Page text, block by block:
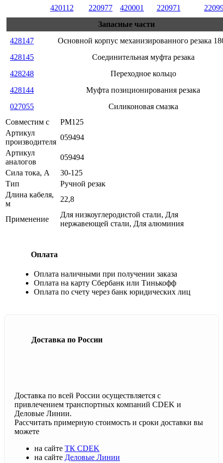
420112 220977 420001 220971
Запасные части
428147
Основной корпус механизированного резака
428145
Соединительная муфта резака
428248
Переходное кольцо
428144
Муфта позиционирования резака
027055
Силиконовая смазка
Совместим с
PM125
Артикул
производителя
059494
Артикул
аналогов
059494
Сила тока, А
30-125
Тип
Ручной резак
Длина кабеля,
м
22,8
Применение
Для низкоуглеродистой стали, Для
нержавеющей стали, Для алюминия
Оплата
Оплата наличными при получении заказа
Оплата на карту Сбербанк или Тинькофф
Оплата по счету через банк юридических лиц
Доставка по России
Доставка по всей России осуществляется с
привлечением транспортных компаний CDEK и
Деловые Линии.
Рассчитать примерную стоимость и сроки доставки вы
можете
на сайте ТК CDEK
на сайте Деловые Линии